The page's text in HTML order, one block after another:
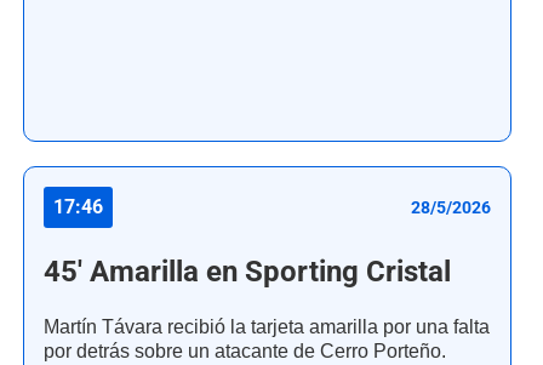
17:46 28/5/2026
45' Amarilla en Sporting Cristal
Martín Távara recibió la tarjeta amarilla por una falta
por detrás sobre un atacante de Cerro Porteño.